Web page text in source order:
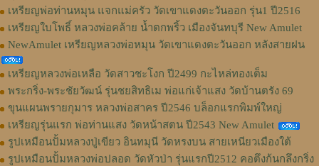
เหรียญพ่อท่านหมุน แจกแม่ครัว วัดเขาแดงตะวันออก รุ่น1 ปี2516
เหรียญใบโพธิ์ หลวงพ่อคล้าย น้ำตกพริ้ว เมืองจันทบุรี New Amulet
NewAmulet เหรียญหลวงพ่อหมุน วัดเขาแดงตะวันออก หลังสายฝน
เหรียญหลวงพ่อเหลือ วัดสาวชะโงก ปี2499 กะไหล่ทองเต็ม
พระกริ่ง-พระชัยวัฒน์ รุ่นชยสิทธิเม พ่อแก่เจ้าแสง วัดบ้านตรัง 69
ขุนแผนพรายกุมาร หลวงพ่อสาคร ปี2546 บล็อกแรกพิมพ์ใหญ่
เหรียญรุ่นแรก พ่อท่านแสง วัดหน้าสตน ปี2543 New Amulet
รูปเหมือนปั้มหลวงปู่เขียว อินทมุนี วัดหรงบน สายเหนียวเมืองใต้
รูปเหมือนปั้มหลวงพ่อปลอด วัดหัวป่า รุ่นแรกปี2512 คอตึงก้นกลึงกริ่ง